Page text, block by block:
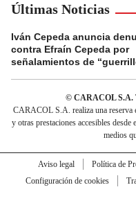
Últimas Noticias
Iván Cepeda anuncia
contra Efraín Cepeda por
señalamientos de
© CARACOL S.A.
CARACOL S.A. realiza una reserva
y otras prestaciones accesibles
medios
Aviso legal Política de
Configuración de cookies